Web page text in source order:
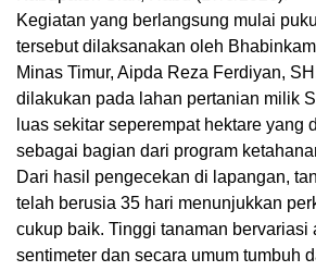
Kegiatan yang berlangsung mulai
tersebut dilaksanakan oleh
Minas Timur, Aipda Reza Ferdiyan,
dilakukan pada lahan pertanian milik
luas sekitar seperempat hektare yang
sebagai bagian dari program
Dari hasil pengecekan di lapangan,
telah berusia 35 hari menunjukkan
cukup baik. Tinggi tanaman bervariasi
sentimeter dan secara umum tumbuh